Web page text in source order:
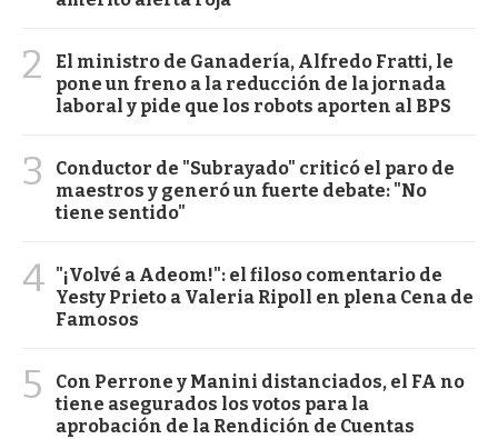
2
El ministro de Ganadería, Alfredo Fratti, le
pone un freno a la reducción de la jornada
laboral y pide que los robots aporten al BPS
3
Conductor de "Subrayado" criticó el paro de
maestros y generó un fuerte debate: "No
tiene sentido"
4 "¡Volvé a Adeom!": el filoso comentario de
Yesty Prieto a Valeria Ripoll en plena Cena de
Famosos
5
Con Perrone y Manini distanciados, el FA no
tiene asegurados los votos para la
aprobación de la Rendición de Cuentas